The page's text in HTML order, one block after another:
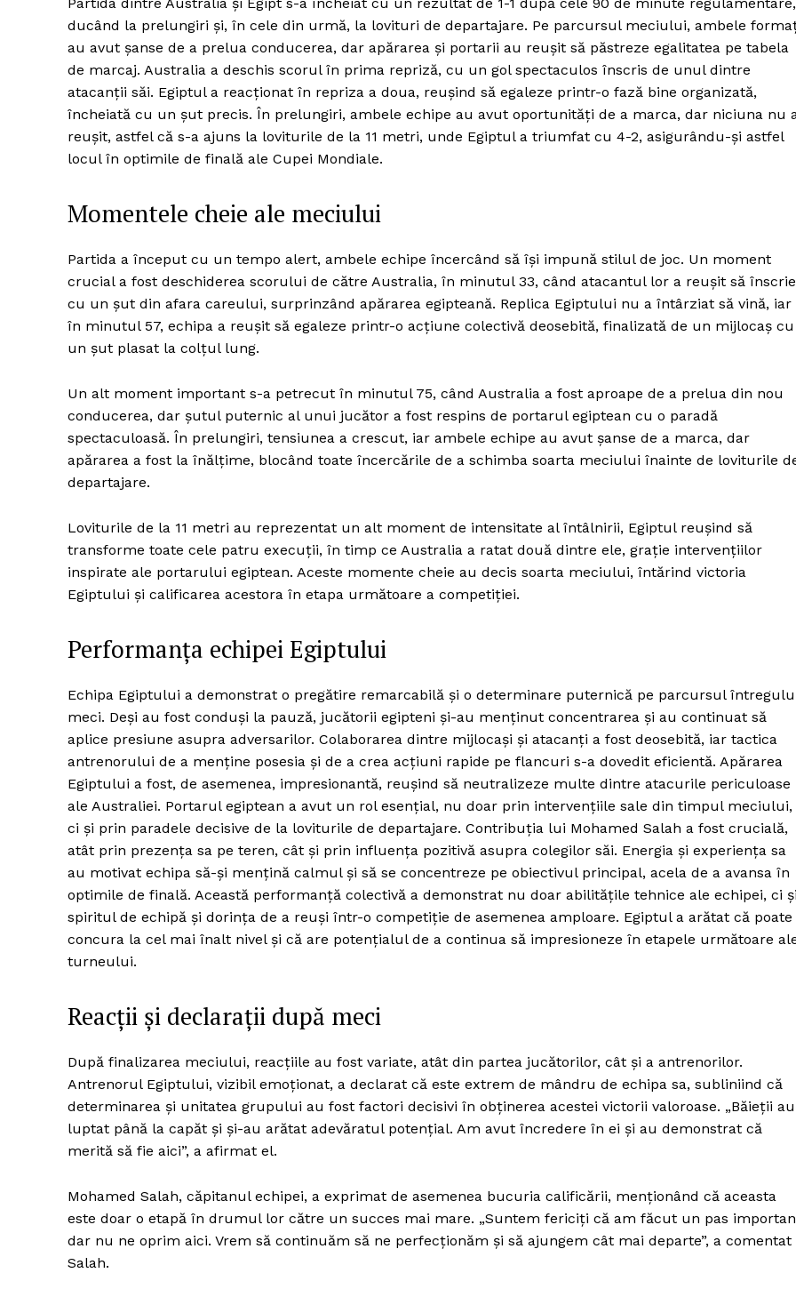
Partida dintre Australia și Egipt s-a încheiat cu un rezultat de 1-1 după cele 90 de minute regulamentare,
ducând la prelungiri și, în cele din urmă, la lovituri de departajare. Pe parcursul meciului, ambele
au avut șanse de a prelua conducerea, dar apărarea și portarii au reușit să păstreze egalitatea pe tabela
de marcaj. Australia a deschis scorul în prima repriză, cu un gol spectaculos înscris de unul dintre
atacanții săi. Egiptul a reacționat în repriza a doua, reușind să egaleze printr-o fază bine organizată,
încheiată cu un șut precis. În prelungiri, ambele echipe au avut oportunități de a marca, dar niciuna nu
reușit, astfel că s-a ajuns la loviturile de la 11 metri, unde Egiptul a triumfat cu 4-2, asigurându-și astfel
locul în optimile de finală ale Cupei Mondiale.
Momentele cheie ale meciului
Partida a început cu un tempo alert, ambele echipe încercând să își impună stilul de joc. Un moment
crucial a fost deschiderea scorului de către Australia, în minutul 33, când atacantul lor a reușit să înscrie
cu un șut din afara careului, surprinzând apărarea egipteană. Replica Egiptului nu a întârziat să vină, iar
în minutul 57, echipa a reușit să egaleze printr-o acțiune colectivă deosebită, finalizată de un mijlocaș cu
un șut plasat la colțul lung.
Un alt moment important s-a petrecut în minutul 75, când Australia a fost aproape de a prelua din nou
conducerea, dar șutul puternic al unui jucător a fost respins de portarul egiptean cu o paradă
spectaculoasă. În prelungiri, tensiunea a crescut, iar ambele echipe au avut șanse de a marca, dar
apărarea a fost la înălțime, blocând toate încercările de a schimba soarta meciului înainte de loviturile
departajare.
Loviturile de la 11 metri au reprezentat un alt moment de intensitate al întâlnirii, Egiptul reușind să
transforme toate cele patru execuții, în timp ce Australia a ratat două dintre ele, grație intervențiilor
inspirate ale portarului egiptean. Aceste momente cheie au decis soarta meciului, întărind victoria
Egiptului și calificarea acestora în etapa următoare a competiției.
Performanța echipei Egiptului
Echipa Egiptului a demonstrat o pregătire remarcabilă și o determinare puternică pe parcursul
meci. Deși au fost conduși la pauză, jucătorii egipteni și-au menținut concentrarea și au continuat să
aplice presiune asupra adversarilor. Colaborarea dintre mijlocași și atacanți a fost deosebită, iar tactica
antrenorului de a menține posesia și de a crea acțiuni rapide pe flancuri s-a dovedit eficientă. Apărarea
Egiptului a fost, de asemenea, impresionantă, reușind să neutralizeze multe dintre atacurile periculoase
ale Australiei. Portarul egiptean a avut un rol esențial, nu doar prin intervențiile sale din timpul meciului,
ci și prin paradele decisive de la loviturile de departajare. Contribuția lui Mohamed Salah a fost crucială,
atât prin prezența sa pe teren, cât și prin influența pozitivă asupra colegilor săi. Energia și experiența sa
au motivat echipa să-și mențină calmul și să se concentreze pe obiectivul principal, acela de a avansa în
optimile de finală. Această performanță colectivă a demonstrat nu doar abilitățile tehnice ale echipei, ci
spiritul de echipă și dorința de a reuși într-o competiție de asemenea amploare. Egiptul a arătat că poate
concura la cel mai înalt nivel și că are potențialul de a continua să impresioneze în etapele următoare
turneului.
Reacții și declarații după meci
După finalizarea meciului, reacțiile au fost variate, atât din partea jucătorilor, cât și a antrenorilor.
Antrenorul Egiptului, vizibil emoționat, a declarat că este extrem de mândru de echipa sa, subliniind că
determinarea și unitatea grupului au fost factori decisivi în obținerea acestei victorii valoroase. „Băieții au
luptat până la capăt și și-au arătat adevăratul potențial. Am avut încredere în ei și au demonstrat că
merită să fie aici”, a afirmat el.
Mohamed Salah, căpitanul echipei, a exprimat de asemenea bucuria calificării, menționând că aceasta
este doar o etapă în drumul lor către un succes mai mare. „Suntem fericiți că am făcut un pas
dar nu ne oprim aici. Vrem să continuăm să ne perfecționăm și să ajungem cât mai departe”, a comentat
Salah.